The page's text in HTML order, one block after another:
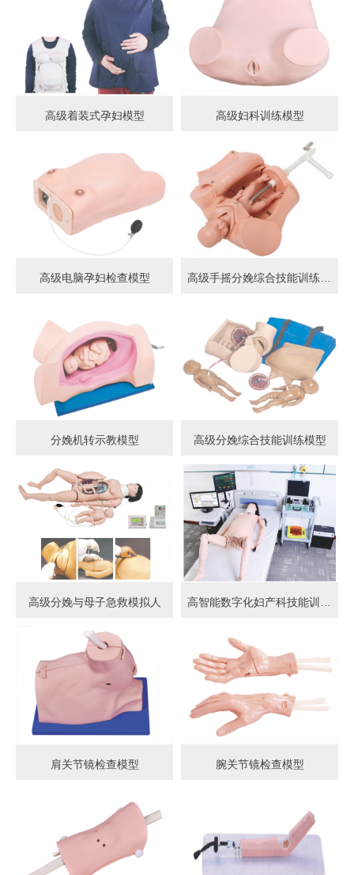
高级着装式孕妇模型 高级妇科训练模型
高级电脑孕妇检查模型 高级手摇分娩综合技能训练模型
分娩机转示教模型 高级分娩综合技能训练模型
高级分娩与母子急救模拟人
肩关节镜检查模型 腕关节镜检查模型